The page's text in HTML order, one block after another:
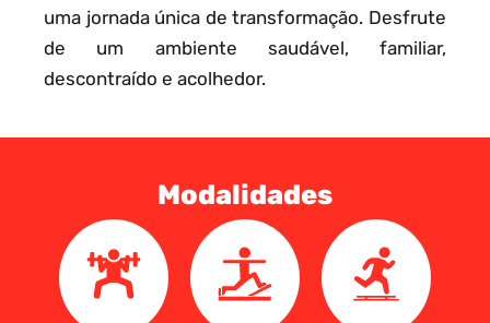
uma jornada única de transformação. Desfrute
de um ambiente saudável, familiar,
descontraído e acolhedor.
Modalidades